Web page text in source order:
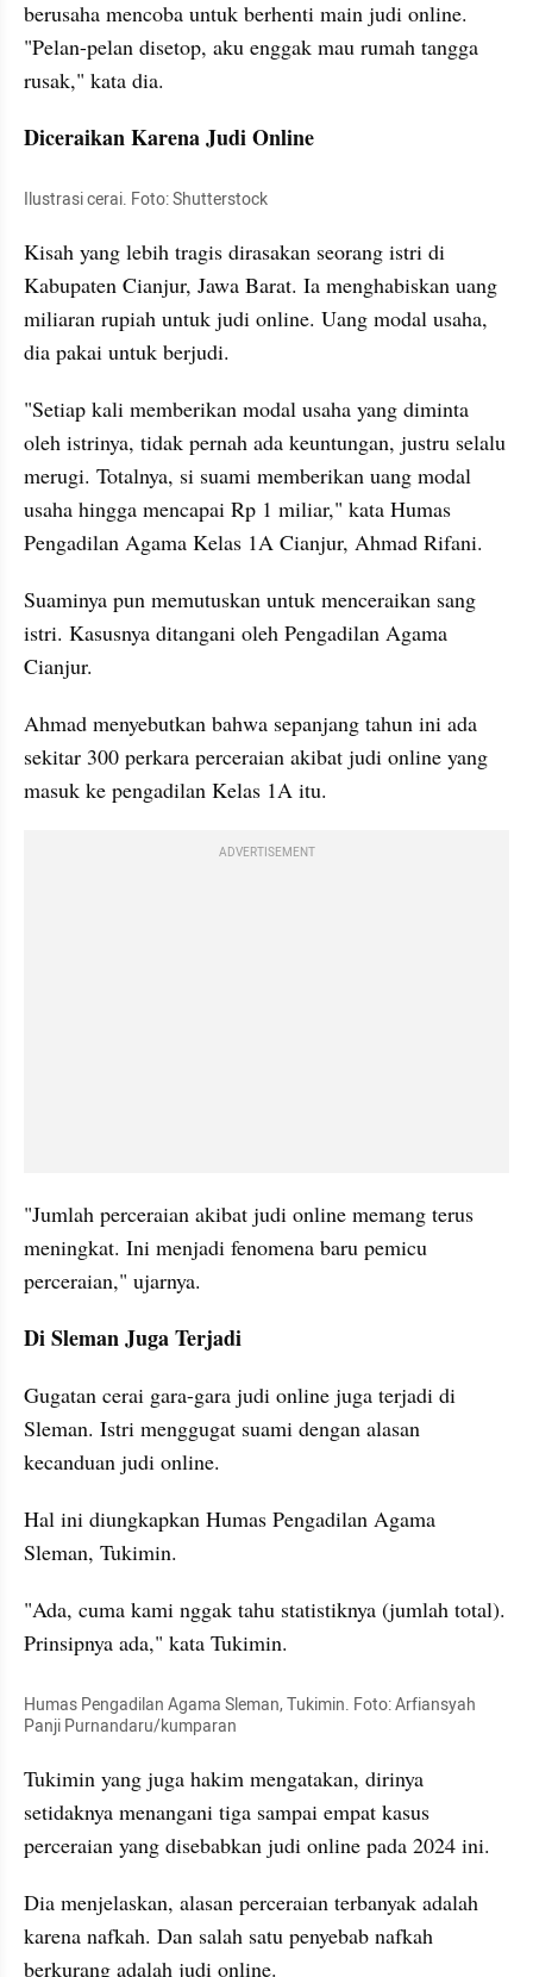
berusaha mencoba untuk berhenti main judi online.
"Pelan-pelan disetop, aku enggak mau rumah tangga
rusak," kata dia.
Diceraikan Karena Judi Online
Ilustrasi cerai. Foto: Shutterstock
Kisah yang lebih tragis dirasakan seorang istri di
Kabupaten Cianjur, Jawa Barat. Ia menghabiskan uang
miliaran rupiah untuk judi online. Uang modal usaha,
dia pakai untuk berjudi.
"Setiap kali memberikan modal usaha yang diminta
oleh istrinya, tidak pernah ada keuntungan, justru selalu
merugi. Totalnya, si suami memberikan uang modal
usaha hingga mencapai Rp 1 miliar," kata Humas
Pengadilan Agama Kelas 1A Cianjur, Ahmad Rifani.
Suaminya pun memutuskan untuk menceraikan sang
istri. Kasusnya ditangani oleh Pengadilan Agama
Cianjur.
Ahmad menyebutkan bahwa sepanjang tahun ini ada
sekitar 300 perkara perceraian akibat judi online yang
masuk ke pengadilan Kelas 1A itu.
ADVERTISEMENT
"Jumlah perceraian akibat judi online memang terus
meningkat. Ini menjadi fenomena baru pemicu
perceraian," ujarnya.
Di Sleman Juga Terjadi
Gugatan cerai gara-gara judi online juga terjadi di
Sleman. Istri menggugat suami dengan alasan
kecanduan judi online.
Hal ini diungkapkan Humas Pengadilan Agama
Sleman, Tukimin.
"Ada, cuma kami nggak tahu statistiknya (jumlah total).
Prinsipnya ada," kata Tukimin.
Humas Pengadilan Agama Sleman, Tukimin. Foto: Arfiansyah
Panji Purnandaru/kumparan
Tukimin yang juga hakim mengatakan, dirinya
setidaknya menangani tiga sampai empat kasus
perceraian yang disebabkan judi online pada 2024 ini.
Dia menjelaskan, alasan perceraian terbanyak adalah
karena nafkah. Dan salah satu penyebab nafkah
berkurang adalah judi online.